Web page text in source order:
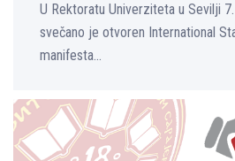
U Rektoratu Univerziteta u Sevilji
svečano je otvoren International
manifesta...